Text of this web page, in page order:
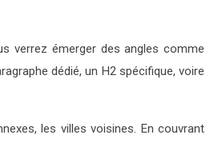
verrez émerger des angles comme
dédié, un H2 spécifique, voire
les villes voisines. En couvrant